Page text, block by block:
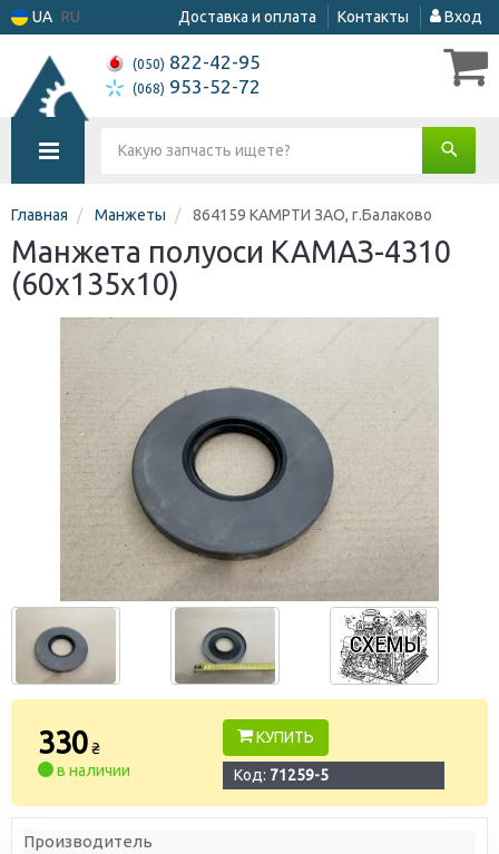
UA RU Доставка и оплата Контакты Вход
(050) 822-42-95
(068) 953-52-72
Главная Манжеты 864159 КАМРТИ ЗАО, г.Балаково
Манжета полуоси КАМАЗ-4310
(60х135х10)
330₴
в наличии
КУПИТЬ
Код: 71259-5
Производитель